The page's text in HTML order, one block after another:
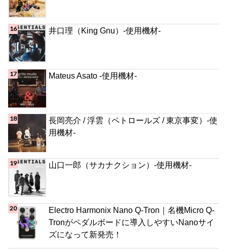
井口理（King Gnu）-使用機材-
Mateus Asato -使用機材-
長岡亮介 / 浮雲（ペトロールズ / 東京事変）-使
用機材-
山口一郎（サカナクション）-使用機材-
Electro Harmonix Nano Q-Tron｜名機Micro Q-
Tronがペダルボードに導入しやすいNanoサイ
ズになって新発売！